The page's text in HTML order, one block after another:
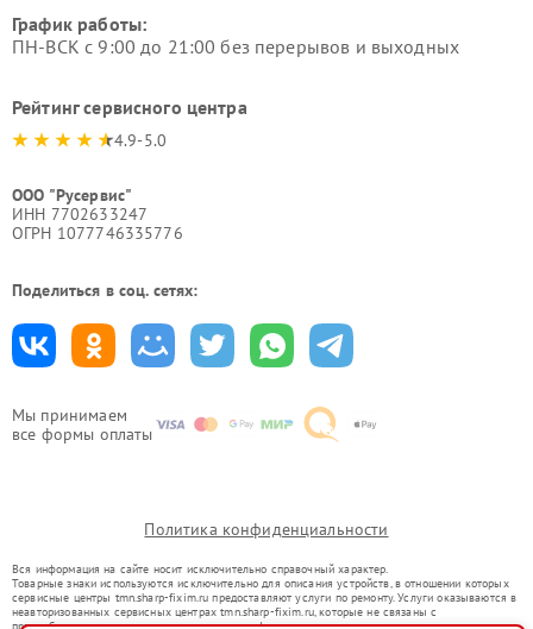
Мы принимаем
все формы оплаты
График работы:
ПН-ВСК с 9:00 до 21:00 без перерывов и выходных
Рейтинг сервисного центра
4.9-5.0
ООО "Русервис"
ИНН 7702633247
ОГРН 1077746335776
Поделиться в соц. сетях:
Политика конфиденциальности
Вся информация на сайте носит исключительно справочный характер.
Товарные знаки используются исключительно для описания устройств, в отношении которых
сервисные центры tmn.sharp-fixim.ru предоставляют услуги по ремонту. Услуги оказываются в
неавторизованных сервисных центрах tmn.sharp-fixim.ru, которые не связаны с
правообладателями товарных знаков или их официальными представителями.